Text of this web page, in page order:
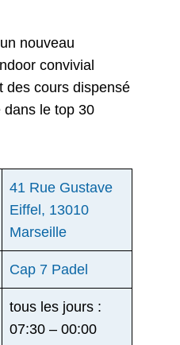
nouveau
convivial
des cours dispensé
dans le top 30
41 Rue Gustave
Eiffel, 13010
Marseille
Cap 7 Padel
tous les jours :
07:30 – 00:00